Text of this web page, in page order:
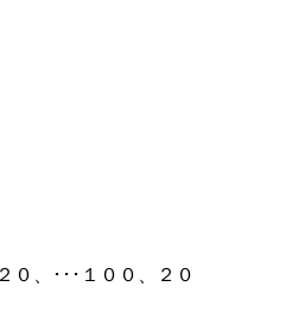
０、･･･１００、２０